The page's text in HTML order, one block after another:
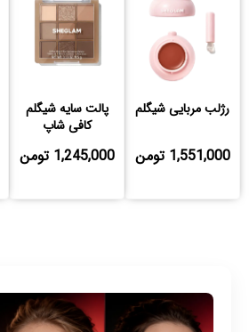
رژلب مربایی شیگلم
1,551,000 تومن
پالت سایه شیگلم
کافی شاپ
1,245,000 تومن